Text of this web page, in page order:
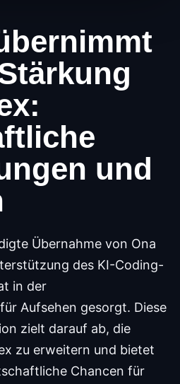
und
Übernahme von Ona
des KI-Coding-
in der
Aufsehen gesorgt. Diese
zielt darauf ab, die
zu erweitern und bietet
Chancen für